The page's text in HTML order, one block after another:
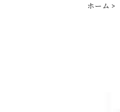
ホーム